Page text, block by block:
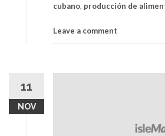
cubano, producción de
Leave a comment
11
NOV